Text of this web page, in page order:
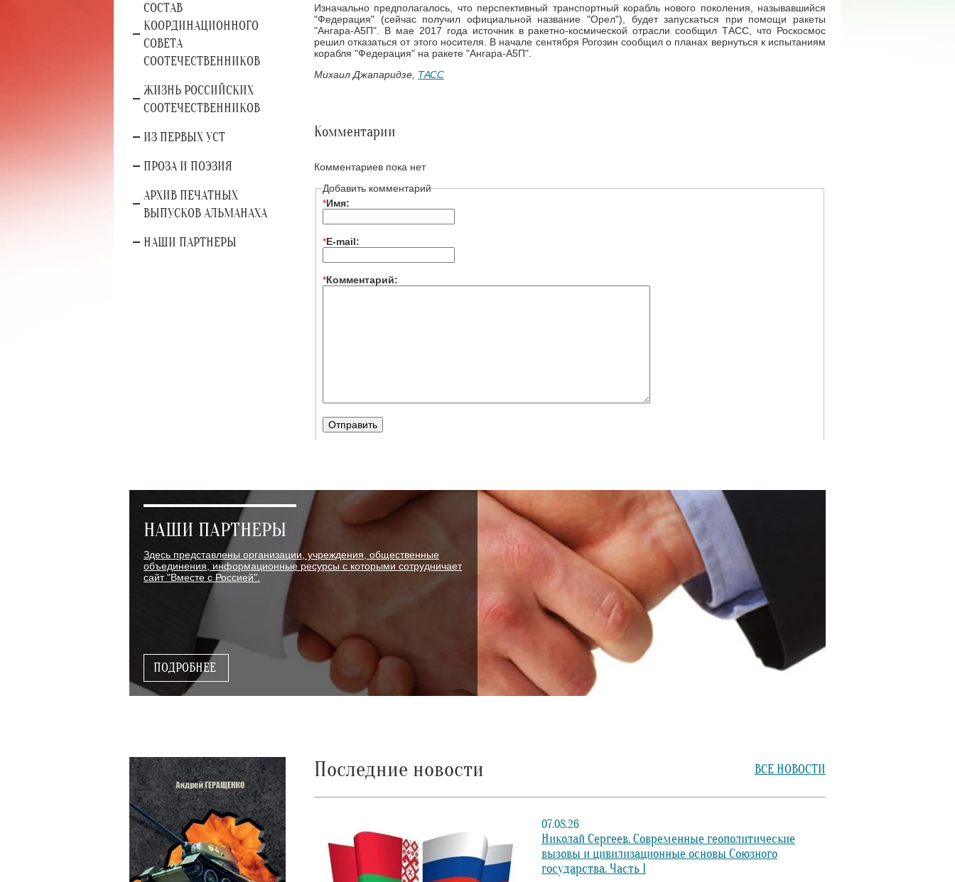
СОСТАВ
КООРДИНАЦИОННОГО
СОВЕТА
СООТЕЧЕСТВЕННИКОВ
ЖИЗНЬ РОССИЙСКИХ
СООТЕЧЕСТВЕННИКОВ
ИЗ ПЕРВЫХ УСТ
ПРОЗА И ПОЭЗИЯ
АРХИВ ПЕЧАТНЫХ
ВЫПУСКОВ АЛЬМАНАХА
НАШИ ПАРТНЕРЫ
Изначально предполагалось, что перспективный транспортный корабль нового поколения, называвшийся
"Федерация" (сейчас получил официальной название "Орел"), будет запускаться при помощи ракеты
"Ангара-А5П". В мае 2017 года источник в ракетно-космической отрасли сообщил ТАСС, что Роскосмос
решил отказаться от этого носителя. В начале сентября Рогозин сообщил о планах вернуться к испытаниям
корабля "Федерация" на ракете "Ангара-А5П".
Михаил Джапаридзе, ТАСС
Комментарии
Комментариев пока нет
Добавить комментарий
*Имя:
*E-mail:
*Комментарий:
НАШИ ПАРТНЕРЫ
Здесь представлены организации, учреждения, общественные
объединения, информационные ресурсы с которыми сотрудничает
сайт "Вместе с Россией".
ПОДРОБНЕЕ
Последние новости ВСЕ НОВОСТИ
07.08.26
Николай Сергеев. Современные геополитические
вызовы и цивилизационные основы Союзного
государства. Часть 1